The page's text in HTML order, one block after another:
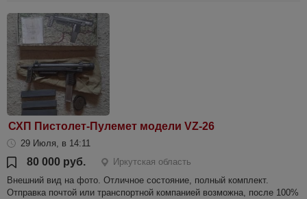
СХП Пистолет-Пулемет модели VZ-26
29 Июля, в 14:11
80 000 руб.
Иркутская область
Внешний вид на фото. Отличное состояние, полный комплект.
Отправка почтой или транспортной компанией возможна, после 100%